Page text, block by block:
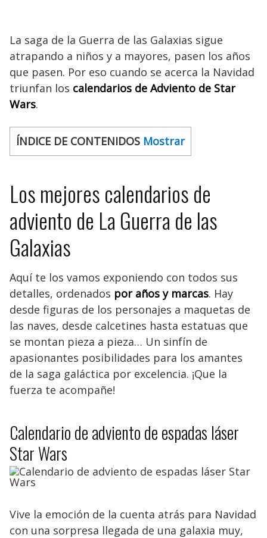
La saga de la Guerra de las Galaxias sigue
atrapando a niños y a mayores, pasen los años
que pasen. Por eso cuando se acerca la Navidad
triunfan los calendarios de Adviento de Star
Wars.
ÍNDICE DE CONTENIDOS Mostrar
Los mejores calendarios de
adviento de La Guerra de las
Galaxias
Aquí te los vamos exponiendo con todos sus
detalles, ordenados por años y marcas. Hay
desde figuras de los personajes a maquetas de
las naves, desde calcetines hasta estatuas que
se montan pieza a pieza… Un sinfín de
apasionantes posibilidades para los amantes
de la saga galáctica por excelencia. ¡Que la
fuerza te acompañe!
Calendario de adviento de espadas láser
Star Wars
Vive la emoción de la cuenta atrás para Navidad
con una sorpresa llegada de una galaxia muy,